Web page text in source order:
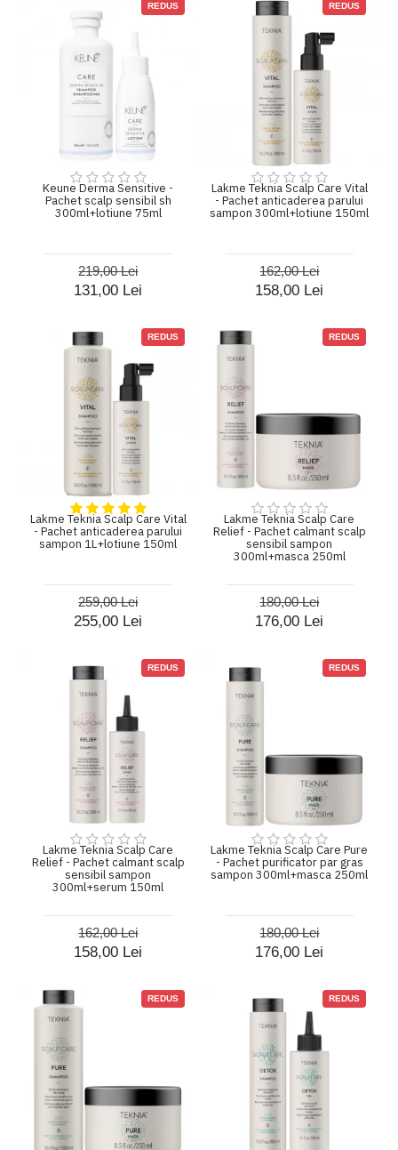
REDUS
Keune Derma Sensitive -
Pachet scalp sensibil sh
300ml+lotiune 75ml
131,00 Lei
219,00 Lei
REDUS
Lakme Teknia Scalp Care Vital
- Pachet anticaderea parului
sampon 300ml+lotiune 150ml
158,00 Lei
162,00 Lei
REDUS
Lakme Teknia Scalp Care Vital
- Pachet anticaderea parului
sampon 1L+lotiune 150ml
255,00 Lei
259,00 Lei
REDUS
Lakme Teknia Scalp Care
Relief - Pachet calmant scalp
sensibil sampon
300ml+masca 250ml
176,00 Lei
180,00 Lei
REDUS
Lakme Teknia Scalp Care
Relief - Pachet calmant scalp
sensibil sampon
300ml+serum 150ml
158,00 Lei
162,00 Lei
REDUS
Lakme Teknia Scalp Care Pure
- Pachet purificator par gras
sampon 300ml+masca 250ml
176,00 Lei
180,00 Lei
REDUS REDUS